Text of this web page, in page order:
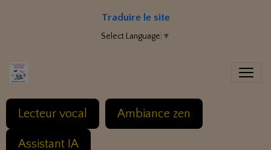
Traduire le site
Select Language ▼
Lecteur vocal Ambiance zen
Assistant IA